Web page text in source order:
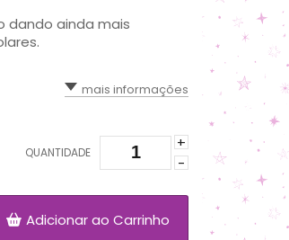
dando ainda mais
mais informações
QUANTIDADE
+
-
Adicionar ao Carrinho